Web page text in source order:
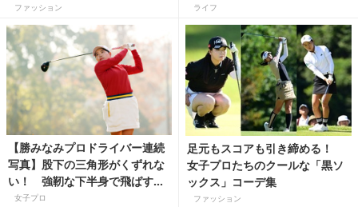
ファッション ライフ
【勝みなみプロドライバー連続
写真】股下の三角形がくずれな
い！ 強靭な下半身で飛ばす体
幹スイング
女子プロ
足元もスコアも引き締める！
女子プロたちのクールな「黒ソ
ックス」コーデ集
ファッション